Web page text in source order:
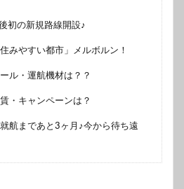
初の新規路線開設♪
みやすい都市」メルボルン！
ル・運航機材は？？
・キャンペーンは？
航まであと3ヶ月♪今から待ち遠